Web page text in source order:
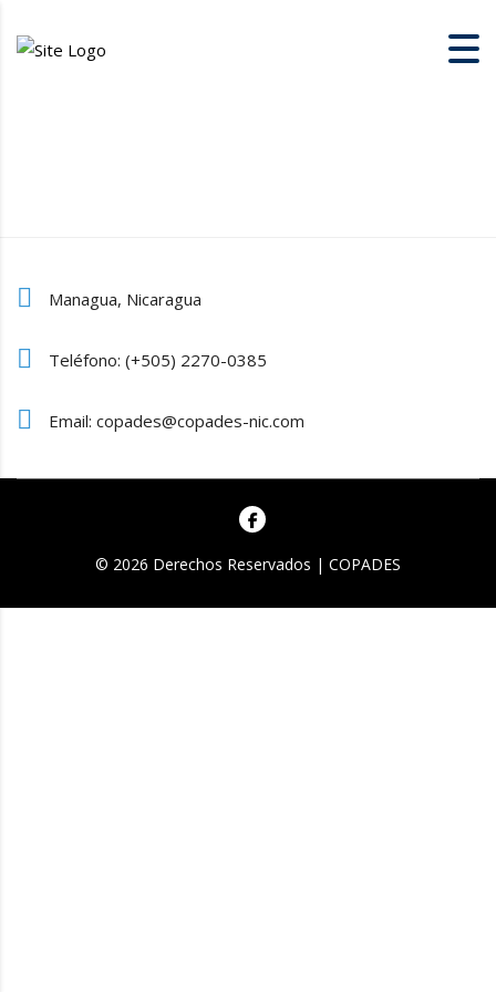
Managua, Nicaragua
Teléfono: (+505) 2270-0385
Email: copades@copades-nic.com
© 2026 Derechos Reservados | COPADES